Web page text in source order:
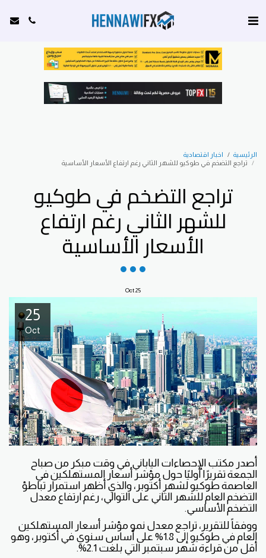
الرئيسية
اخبار اقتصادية
تراجع التضخم في طوكيو للشهر الثاني رغم ارتفاع الأسعار الأساسية
تراجع التضخم في طوكيو
للشهر الثاني رغم ارتفاع
الأسعار الأساسية
25
Oct
25
Oct
أصدر مكتب الإحصاءات الياباني في وقت مبكر من صباح
الجمعة تقريرًا أوليًا حول مؤشر أسعار المستهلكين في
العاصمة طوكيو لشهر أكتوبر، والذي أظهر استمرار تباطؤ
التضخم العام للشهر الثاني على التوالي، رغم ارتفاع معدل
التضخم الأساسي.
ووفقاً للتقرير، تراجع معدل نمو مؤشر أسعار المستهلكين
العام في طوكيو إلى 1.8% على أساس سنوي في أكتوبر، وهو
أقل من قراءة شهر سبتمبر التي بلغت 2.1%.